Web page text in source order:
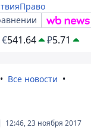
Право
€541.64 ₽5.71
Все новости
12:46, 23 ноября 2017